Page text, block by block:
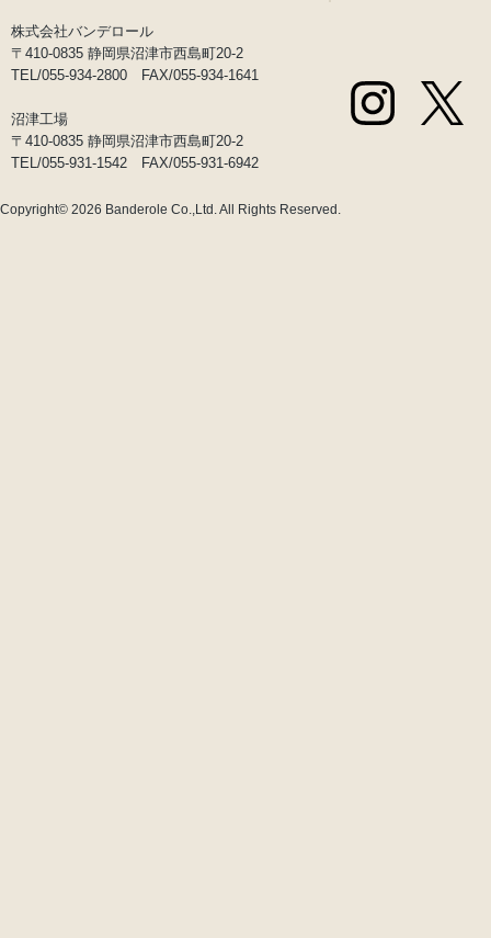
株式会社バンデロール
〒410-0835 静岡県沼津市西島町20-2
TEL/055-934-2800 FAX/055-934-1641
沼津工場
〒410-0835 静岡県沼津市西島町20-2
TEL/055-931-1542 FAX/055-931-6942
Copyright© 2026 Banderole Co.,Ltd.All Rights Reserved.